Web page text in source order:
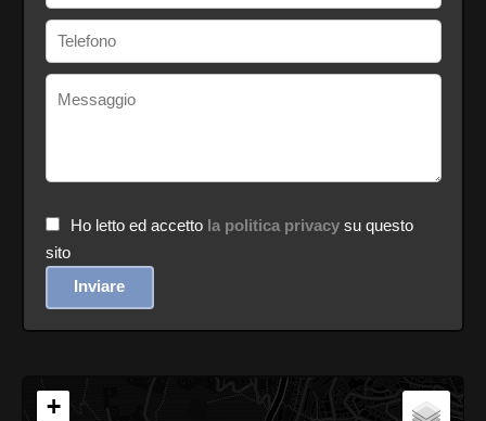
Ho letto ed accetto la politica privacysu questo
sito
Inviare
+